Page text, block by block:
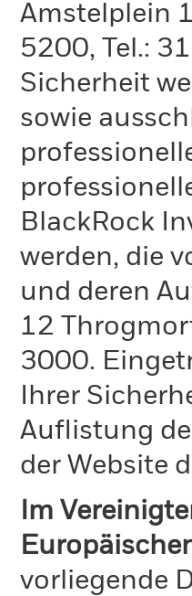
Amstelplein
5200, Tel.:
Sicherheit
sowie
BlackRock
werden, die
und deren
12
3000.
Ihrer
Auflistung
der Website
Im
vorliegende